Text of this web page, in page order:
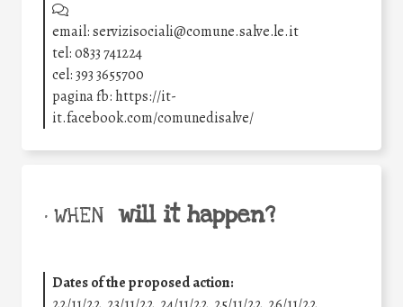
email: servizisociali@comune.salve.le.it
tel: 0833 741224
cel: 393 3655700
pagina fb: https://it-
it.facebook.com/comunedisalve/
• WHEN will it happen?
Dates of the proposed action: